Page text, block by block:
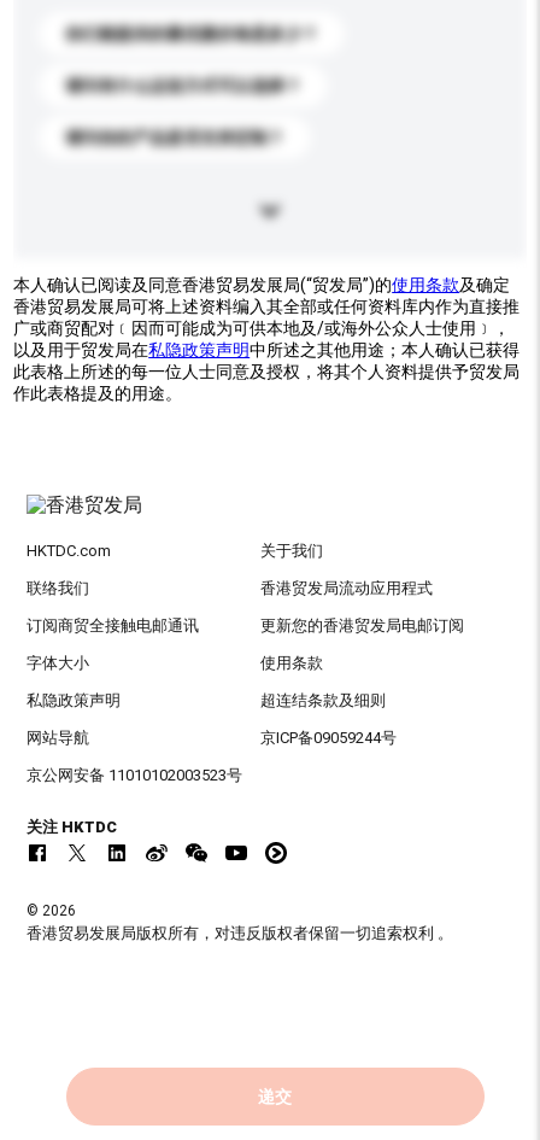
你们能提供的最优惠价格是多少？
请问有什么运送方式可以选择？
请问你的产品是否支持定制？
本人确认已阅读及同意香港贸易发展局(“贸发局”)的使用条款及确定
香港贸易发展局可将上述资料编入其全部或任何资料库内作为直接推
广或商贸配对﹝因而可能成为可供本地及/或海外公众人士使用﹞，
以及用于贸发局在私隐政策声明中所述之其他用途；本人确认已获得
此表格上所述的每一位人士同意及授权，将其个人资料提供予贸发局
作此表格提及的用途。
递交
HKTDC.com 关于我们
联络我们 香港贸发局流动应用程式
订阅商贸全接触电邮通讯 更新您的香港贸发局电邮订阅
字体大小 使用条款
私隐政策声明 超连结条款及细则
网站导航 京ICP备09059244号
京公网安备 11010102003523号
关注 HKTDC
© 2026
香港贸易发展局版权所有，对违反版权者保留一切追索权利 。